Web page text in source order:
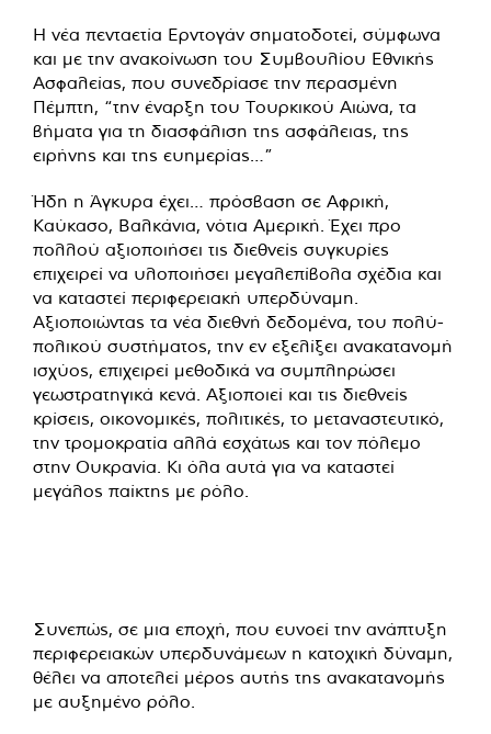
Η νέα πενταετία Ερντογάν σηματοδοτεί, σύμφωνα
και με την ανακοίνωση του Συμβουλίου Εθνικής
Ασφαλείας, που συνεδρίασε την περασμένη
Πέμπτη, “την έναρξη του Τουρκικού Αιώνα, τα
βήματα για τη διασφάλιση της ασφάλειας, της
ειρήνης και της ευημερίας…”
Ήδη η Άγκυρα έχει… πρόσβαση σε Αφρική,
Καύκασο, Βαλκάνια, νότια Αμερική. Έχει προ
πολλού αξιοποιήσει τις διεθνείς συγκυρίες
επιχειρεί να υλοποιήσει μεγαλεπίβολα σχέδια και
να καταστεί περιφερειακή υπερδύναμη.
Αξιοποιώντας τα νέα διεθνή δεδομένα, του πολύ-
πολικού συστήματος, την εν εξελίξει ανακατανομή
ισχύος, επιχειρεί μεθοδικά να συμπληρώσει
γεωστρατηγικά κενά. Αξιοποιεί και τις διεθνείς
κρίσεις, οικονομικές, πολιτικές, το μεταναστευτικό,
την τρομοκρατία αλλά εσχάτως και τον πόλεμο
στην Ουκρανία. Κι όλα αυτά για να καταστεί
μεγάλος παίκτης με ρόλο.
Συνεπώς, σε μια εποχή, που ευνοεί την ανάπτυξη
περιφερειακών υπερδυνάμεων η κατοχική δύναμη,
θέλει να αποτελεί μέρος αυτής της ανακατανομής
με αυξημένο ρόλο.